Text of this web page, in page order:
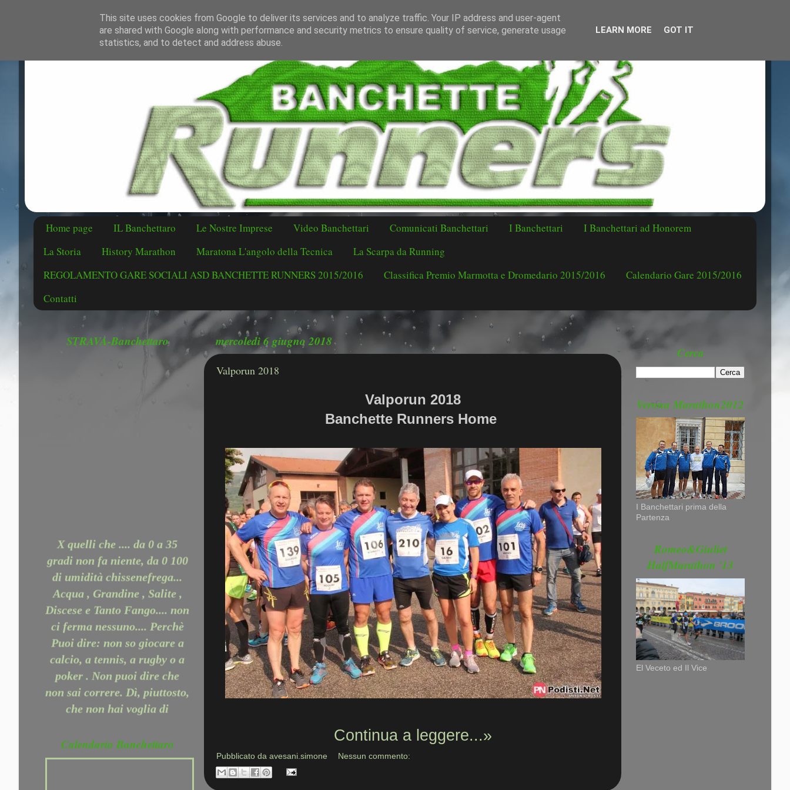
Home page IL Banchettaro Le Nostre Imprese Video Banchettari Comunicati Banchettari I Banchettari
I Banchettari ad Honorem
La Storia
History Marathon Maratona L'angolo della Tecnica
La Scarpa da Running
REGOLAMENTO GARE SOCIALI ASD BANCHETTE RUNNERS 2015/2016
Classifica Premio Marmotta e Dromedario 2015/2016
Calendario Gare 2015/2016
Contatti
mercoledì 6 giugno 2018
Valporun 2018
Valporun 2018
Banchette Runners Home
Continua a leggere...»
Pubblicato da avesani.simone Nessun commento:
STRAVA-Banchettaro
gradi non fa niente, da 0 100
di umidità chissenefrega...
Acqua , Grandine , Salite ,
Discese e Tanto Fango.... non
ci ferma nessuno.... Perchè
Puoi dire: non so giocare a
calcio, a tennis, a rugby o a
poker . Non puoi dire che
non sai correre. Dì, piuttosto,
che non hai voglia di
provarci. Che sei un po'
fatica, ma NON che non sai
CORRERE ......
Calendario Banchettaro
Cerca
Verona Marathon2012
I Banchettari prima della
Partenza
Romeo&Giuliet
HalfMarathon '13
El Veceto ed Il Vice
This site uses cookies from Google to deliver its services and to analyze traffic. Your IP address and user-agent
are shared with Google along with performance and security metrics to ensure quality of service, generate usage
statistics, and to detect and address abuse.
LEARN MORE GOT IT